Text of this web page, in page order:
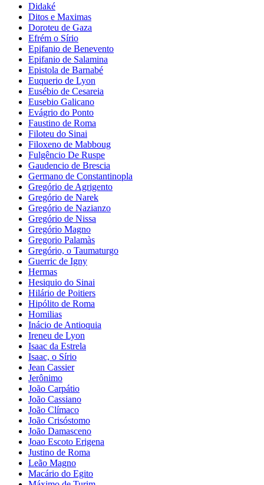
Didaké
Ditos e Maximas
Doroteu de Gaza
Efrém o Sírio
Epifanio de Benevento
Epifanio de Salamina
Epistola de Barnabé
Euquerio de Lyon
Eusébio de Cesareia
Eusebio Galicano
Evágrio do Ponto
Faustino de Roma
Filoteu do Sinai
Filoxeno de Mabboug
Fulgêncio De Ruspe
Gaudencio de Brescia
Germano de Constantinopla
Gregório de Agrigento
Gregório de Narek
Gregório de Nazianzo
Gregório de Nissa
Gregório Magno
Gregorio Palamàs
Gregório, o Taumaturgo
Guerric de Igny
Hermas
Hesiquio do Sinai
Hilário de Poitiers
Hipólito de Roma
Homilias
Inácio de Antioquia
Ireneu de Lyon
Isaac da Estrela
Isaac, o Sírio
Jean Cassier
Jerônimo
João Carpátio
João Cassiano
João Clímaco
João Crisóstomo
João Damasceno
Joao Escoto Erigena
Justino de Roma
Leão Magno
Macário do Egito